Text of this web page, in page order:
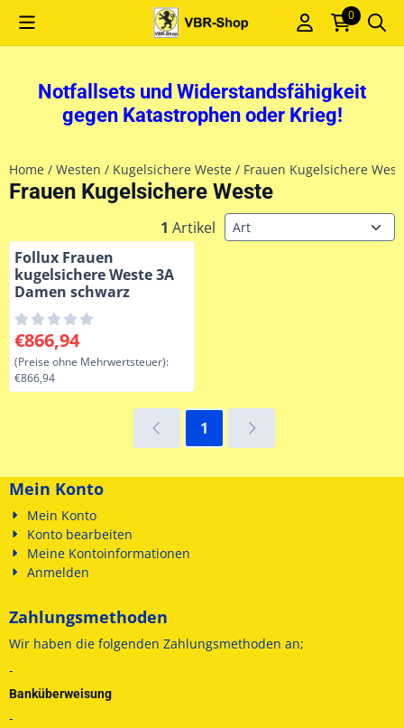
Cookie-Einstellungen sind derzeit geschlossen. 0
Notfallsets und Widerstandsfähigkeit
gegen Katastrophen oder Krieg!
Home / Westen / Kugelsichere Weste / Frauen Kugelsichere
Frauen Kugelsichere Weste
1 Artikel Sortiermethode
Follux Frauen
kugelsichere Weste 3A
Damen schwarz
Preis: 866,94, ohne MwSt.: 866,94
€866,94
(Preise ohne Mehrwertsteuer):
€866,94
1
Mein Konto
Mein Konto
Konto bearbeiten
Meine Kontoinformationen
Anmelden
Zahlungsmethoden
Wir haben die folgenden Zahlungsmethoden an;
-
Banküberweisung
-